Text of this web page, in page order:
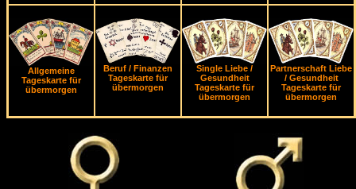
Allgemeine
Tageskarte für
übermorgen
Beruf / Finanzen
Tageskarte für
übermorgen
Single Liebe /
Gesundheit
Tageskarte für
übermorgen
Partnerschaft Liebe
/ Gesundheit
Tageskarte für
übermorgen